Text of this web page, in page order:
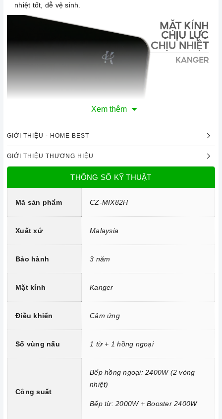
nhiệt tốt, dễ vệ sinh.
Mặt kính Kanger chịu lực, chịu nhiệt
Sử dụng bản mạch mâm từ sản xuất theo công nghệ Châu
Âu.
Công nghệ biến tần INVERTER điện năng.
Trang bị 9 dải công suất nấu.
Công nghệ hiện đại
Tính năng vượt trội
Chức năng Khóa trẻ em:Tránh trường hợp trẻ nghịch
Xem thêm
GIỚI THIỆU - HOME BEST
GIỚI THIỆU THƯƠNG HIỆU
THÔNG SỐ KỸ THUẬT
Mã sản phẩm CZ-MIX82H
Xuất xứ Malaysia
Bảo hành 3 năm
Mặt kính Kanger
Điều khiển Cảm ứng
Số vùng nấu 1 từ + 1 hồng ngoại
Công suất
Bếp hồng ngoại: 2400W (2 vòng
nhiệt)
Bếp từ: 2000W + Booster 2400W